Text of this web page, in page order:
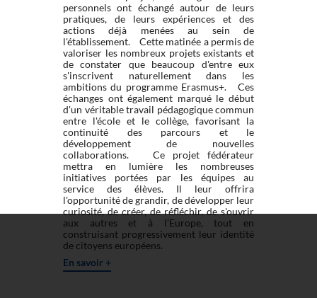
personnels ont échangé autour de leurs
pratiques, de leurs expériences et des
actions déjà menées au sein de
l'établissement. Cette matinée a permis de
valoriser les nombreux projets existants et
de constater que beaucoup d'entre eux
s'inscrivent naturellement dans les
ambitions du programme Erasmus+. Ces
échanges ont également marqué le début
d'un véritable travail pédagogique commun
entre l'école et le collège, favorisant la
continuité des parcours et le
développement de nouvelles
collaborations. Ce projet fédérateur
mettra en lumière les nombreuses
initiatives portées par les équipes au
service des élèves. Il leur offrira
l'opportunité de grandir, de développer leur
curiosité, de créer, de réfléchir, de s'ouvrir
aux autres et à l’Europe, tout en
construisant progressivement leur identité
de citoyens européens.
En savoir +